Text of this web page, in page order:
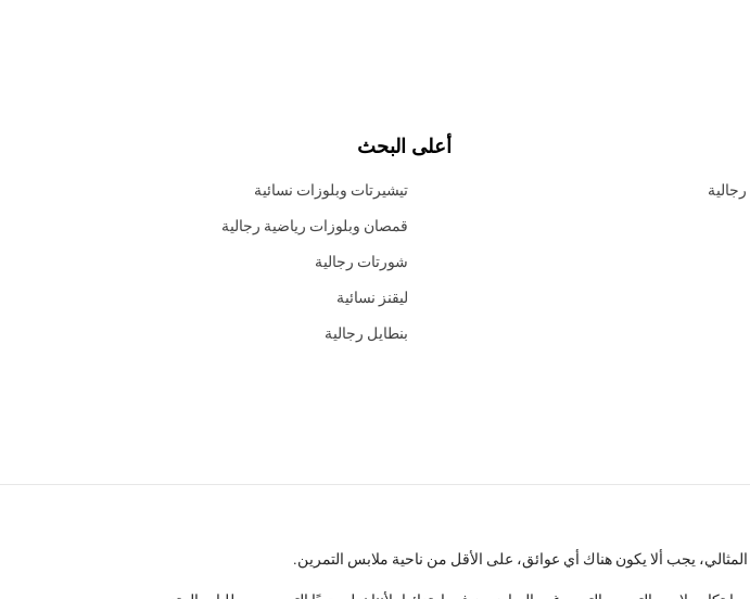
أعلى البحث
تيشيرتات وبلوزات نسائية
قمصان وبلوزات رياضية رجالية
شورتات رجالية
ليقنز نسائية
بنطايل رجالية
يجب ألا يكون هناك أي عوائق، على الأقل من ناحية ملابس التمرين.